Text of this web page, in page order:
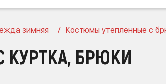
зимняя Костюмы утепленные с
БРЮКИ